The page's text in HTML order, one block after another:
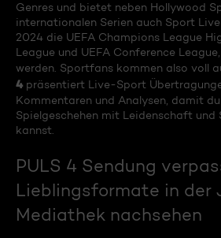
Genres und bietet neben Hollywood
internationalen Serien auch Sport
2024 die UEFA Champions League
League und UEFA Conference
werden. Sportfans kommen also voll
4 präsentiert Live-Sport
Kommentaren und Analysen, damit
Spielgeschehen mit Leidenschaft und
kannst.
PULS 4 Sendung
Lieblingsformate in der
Mediathek nachsehen